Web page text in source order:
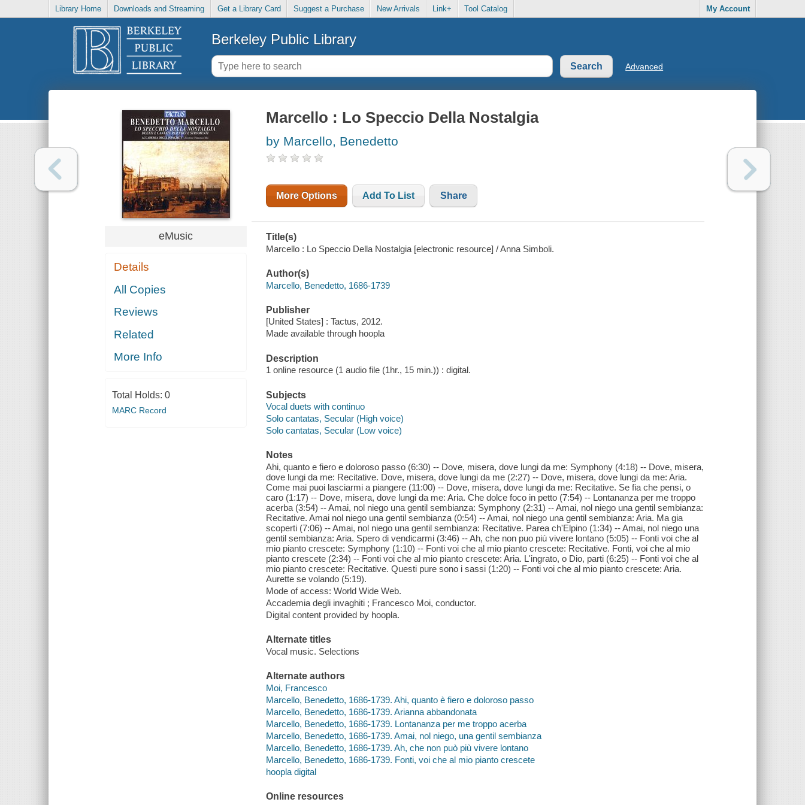
Library Home Downloads and Streaming Get a Library Card Suggest a Purchase New Arrivals Link+ Tool Catalog My Account
Berkeley Public Library
Advanced
eMusic
Details
All Copies
Reviews
Related
More Info
Total Holds: 0
MARC Record
Marcello : Lo Speccio Della Nostalgia
by Marcello, Benedetto
More Options Add To List Share
Title(s)
Marcello : Lo Speccio Della Nostalgia [electronic resource] / Anna Simboli.
Author(s)
Marcello, Benedetto, 1686-1739
Publisher
[United States] : Tactus, 2012.
Made available through hoopla
Description
1 online resource (1 audio file (1hr., 15 min.)) : digital.
Subjects
Vocal duets with continuo
Solo cantatas, Secular (High voice)
Solo cantatas, Secular (Low voice)
Notes
Ahi, quanto e fiero e doloroso passo (6:30) -- Dove, misera, dove lungi da me: Symphony (4:18) -- Dove, misera,
dove lungi da me: Recitative. Dove, misera, dove lungi da me (2:27) -- Dove, misera, dove lungi da me: Aria.
Come mai puoi lasciarmi a piangere (11:00) -- Dove, misera, dove lungi da me: Recitative. Se fia che pensi, o
caro (1:17) -- Dove, misera, dove lungi da me: Aria. Che dolce foco in petto (7:54) -- Lontananza per me troppo
acerba (3:54) -- Amai, nol niego una gentil sembianza: Symphony (2:31) -- Amai, nol niego una gentil sembianza:
Recitative. Amai nol niego una gentil sembianza (0:54) -- Amai, nol niego una gentil sembianza: Aria. Ma gia
scoperti (7:06) -- Amai, nol niego una gentil sembianza: Recitative. Parea ch'Elpino (1:34) -- Amai, nol niego una
gentil sembianza: Aria. Spero di vendicarmi (3:46) -- Ah, che non puo più vivere lontano (5:05) -- Fonti voi che al
mio pianto crescete: Symphony (1:10) -- Fonti voi che al mio pianto crescete: Recitative. Fonti, voi che al mio
pianto crescete (2:34) -- Fonti voi che al mio pianto crescete: Aria. L'ingrato, o Dio, parti (6:25) -- Fonti voi che al
mio pianto crescete: Recitative. Questi pure sono i sassi (1:20) -- Fonti voi che al mio pianto crescete: Aria.
Aurette se volando (5:19).
Mode of access: World Wide Web.
Accademia degli invaghiti ; Francesco Moi, conductor.
Digital content provided by hoopla.
Alternate titles
Vocal music. Selections
Alternate authors
Moi, Francesco
Marcello, Benedetto, 1686-1739. Ahi, quanto è fiero e doloroso passo
Marcello, Benedetto, 1686-1739. Arianna abbandonata
Marcello, Benedetto, 1686-1739. Lontananza per me troppo acerba
Marcello, Benedetto, 1686-1739. Amai, nol niego, una gentil sembianza
Marcello, Benedetto, 1686-1739. Ah, che non può più vivere lontano
Marcello, Benedetto, 1686-1739. Fonti, voi che al mio pianto crescete
hoopla digital
Online resources